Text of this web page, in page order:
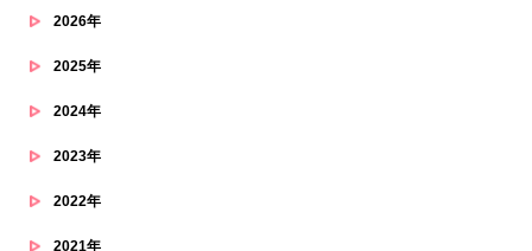
2026年
2025年
2024年
2023年
2022年
2021年